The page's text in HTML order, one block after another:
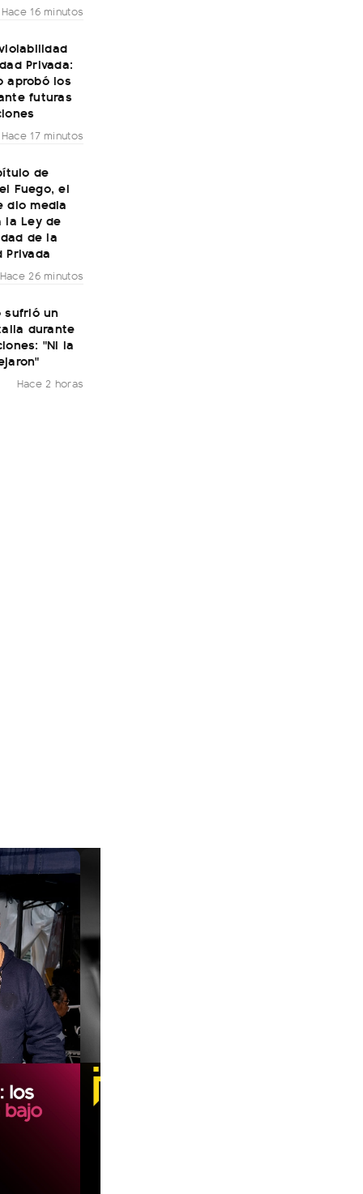
Hace 16 minutos
Privada:
aprobó los
futuras
Hace 17 minutos
de
Fuego, el
dio media
la Ley de
de la
Privada
Hace 26 minutos
sufrió un
durante
"Ni la
Hace 2 horas